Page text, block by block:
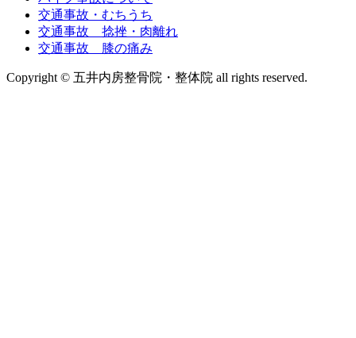
交通事故・むちうち
交通事故 捻挫・肉離れ
交通事故 膝の痛み
Copyright © 五井内房整骨院・整体院 all rights reserved.